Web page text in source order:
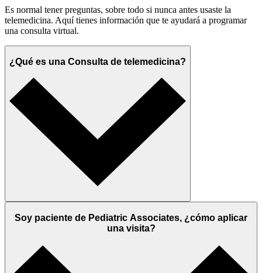
Es normal tener preguntas, sobre todo si nunca antes usaste la
telemedicina. Aquí tienes información que te ayudará a programar
una consulta virtual.
¿Qué es una Consulta de telemedicina?
Soy paciente de Pediatric Associates, ¿cómo aplicar
una visita?